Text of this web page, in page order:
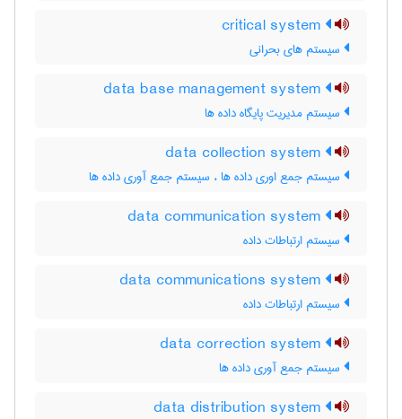
سیستم های بحرانی
سیستم مدیریت پایگاه داده ها
سیستم جمع اوری داده ها ، سیستم جمع آوری داده ها
سیستم ارتباطات داده
سیستم ارتباطات داده
سیستم جمع آوری داده ها